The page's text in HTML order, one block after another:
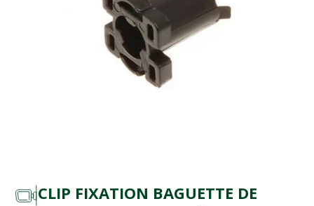
CLIP FIXATION BAGUETTE DE